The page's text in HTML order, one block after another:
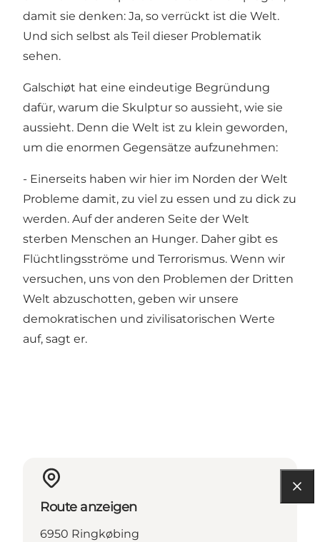
damit sie denken: Ja, so verrückt ist die Welt.
Und sich selbst als Teil dieser Problematik
sehen.
Galschiøt hat eine eindeutige Begründung
dafür, warum die Skulptur so aussieht, wie sie
aussieht. Denn die Welt ist zu klein geworden,
um die enormen Gegensätze aufzunehmen:
- Einerseits haben wir hier im Norden der Welt
Probleme damit, zu viel zu essen und zu dick zu
werden. Auf der anderen Seite der Welt
sterben Menschen an Hunger. Daher gibt es
Flüchtlingsströme und Terrorismus. Wenn wir
versuchen, uns von den Problemen der Dritten
Welt abzuschotten, geben wir unsere
demokratischen und zivilisatorischen Werte
auf, sagt er.
Route anzeigen
6950 Ringkøbing